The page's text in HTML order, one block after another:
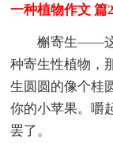
一种植物作文 篇2
槲寄生——这
种寄生性植物，
生圆圆的像个桂
你的小苹果。嚼
罢了。